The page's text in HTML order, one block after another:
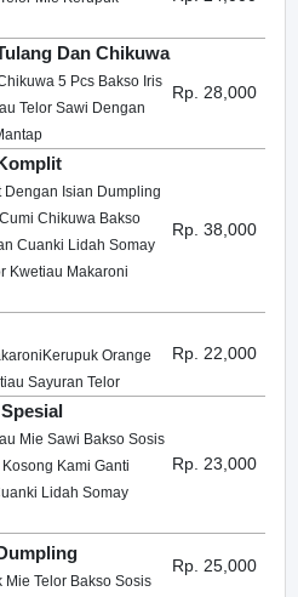
Dan Chikuwa
5 Pcs Bakso Iris
Telor Sawi Dengan
Rp. 28,000
Dengan Isian Dumpling
Chikuwa Bakso
Cuanki Lidah Somay
Kwetiau Makaroni
Rp. 38,000
Orange
Sayuran Telor
Rp. 22,000
Mie Sawi Bakso Sosis
Kami Ganti
Lidah Somay
Rp. 23,000
Telor Bakso Sosis
Rp. 25,000